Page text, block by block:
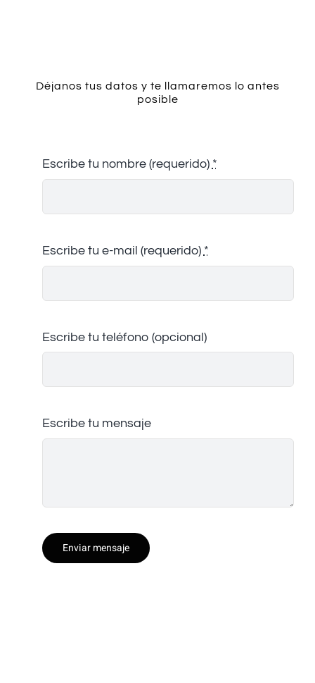
Déjanos tus datos y te llamaremos lo antes
posible
Escribe tu nombre (requerido) *
Escribe tu e-mail (requerido) *
Escribe tu teléfono (opcional)
Escribe tu mensaje
Enviar mensaje